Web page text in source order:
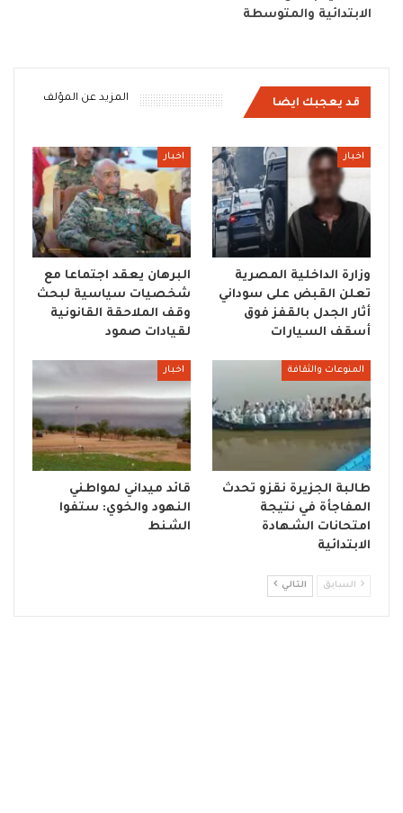
الابتدائية والمتوسطة
قد يعجبك ايضا المزيد عن المؤلف
اخبار
وزارة الداخلية المصرية
تعلن القبض على سوداني
أثار الجدل بالقفز فوق
أسقف السيارات
اخبار
البرهان يعقد اجتماعا مع
شخصيات سياسية لبحث
وقف الملاحقة القانونية
لقيادات صمود
المنوعات والثقافة
طالبة الجزيرة نقزو تحدث
المفاجأة في نتيجة
امتحانات الشهادة
الابتدائية
اخبار
قائد ميداني لمواطني
النهود والخوي: ستفوا
الشنط
السابق التالي